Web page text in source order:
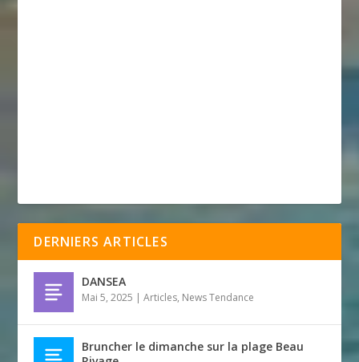
DERNIERS ARTICLES
DANSEA
Mai 5, 2025 |Articles, News Tendance
Bruncher le dimanche sur la plage Beau